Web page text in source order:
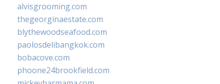
alvisgrooming.com
thegeorginaestate.com
blythewoodseafood.com
paolosdelibangkok.com
bobacove.com
phoone24brookfield.com